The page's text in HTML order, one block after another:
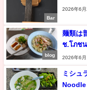
Bar
2026年6月
blog
麺類は
ช.โภช
2026年6月
ミシュ
Noodle